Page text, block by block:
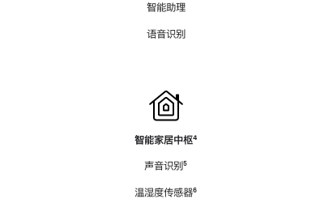
智能助理
语音识别
智能家居中枢脚
⁴
声音识别脚
⁵
温湿度传感器脚
⁶